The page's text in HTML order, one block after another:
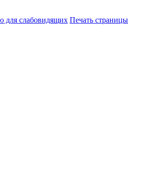
для слабовидящих Печать страницы